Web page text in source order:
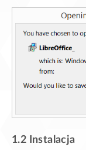
1.2 Instalacja